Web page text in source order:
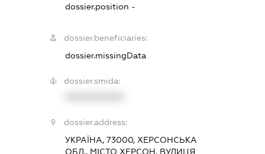
dossier.position -
dossier.beneficiaries:
dossier.missingData
dossier.smida:
dossier.address:
УКРАЇНА, 73000, ХЕРСОНСЬКА
ОБЛ., МІСТО ХЕРСОН, ВУЛИЦЯ